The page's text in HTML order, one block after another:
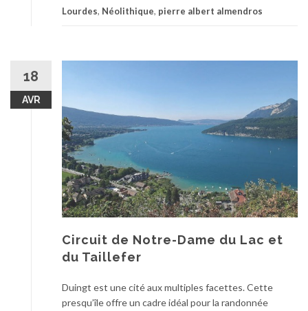
Lourdes, Néolithique, pierre albert almendros
18
AVR
Circuit de Notre-Dame du Lac et
du Taillefer
Duingt est une cité aux multiples facettes. Cette
presqu’île offre un cadre idéal pour la randonnée